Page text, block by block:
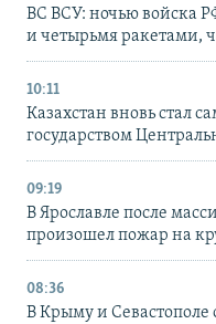
ВС ВСУ: ночью войска
и четырьмя ракетами,
10:11
Казахстан вновь стал
государством
09:19
В Ярославле после
произошел пожар на
08:36
В Крыму и Севастополе